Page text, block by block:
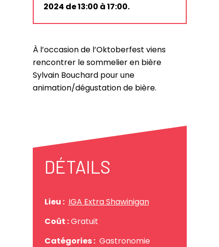
2024 de 13:00 à 17:00.
À l’occasion de l’Oktoberfest viens
rencontrer le sommelier en bière
Sylvain Bouchard pour une
animation/dégustation de bière.
DÉTAILS
Lieu : IGA Extra Shawinigan
Coût :Gratuit
Catégories : Gastronomie